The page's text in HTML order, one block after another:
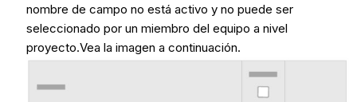
nombre de campo no está activo y no puede ser
seleccionado por un miembro del equipo a nivel
proyecto.Vea la imagen a continuación.